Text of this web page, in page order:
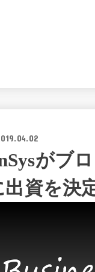
がブ
出資を決